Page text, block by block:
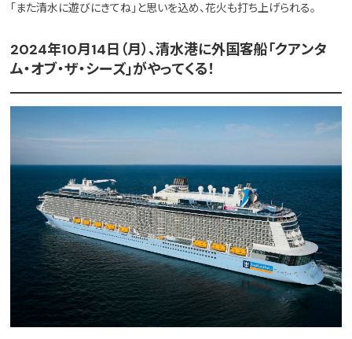
「また清水に遊びにきてね」と思いを込め、花火も打ち上げられる。
2024年10月14日（月）、清水港に外国客船「クアンタ
ム・オブ・ザ・シーズ」がやってくる！